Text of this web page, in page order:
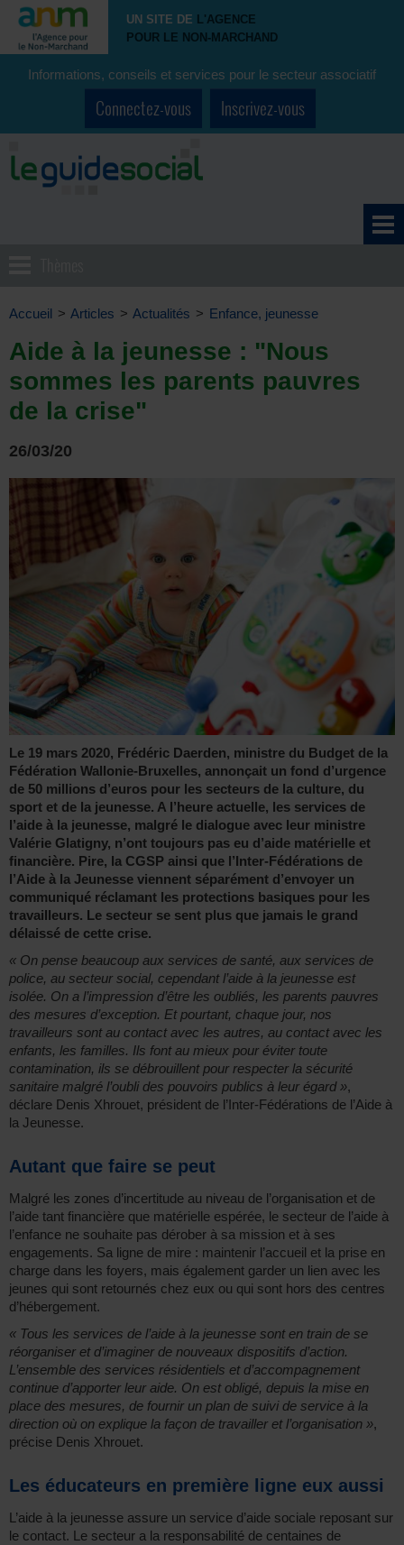
UN SITE DE L'AGENCE
POUR LE NON-MARCHAND
Informations, conseils et services pour le secteur associatif
Connectez-vous Inscrivez-vous
Accueil > Articles > Actualités > Enfance, jeunesse
Aide à la jeunesse : "Nous
sommes les parents pauvres
de la crise"
26/03/20
Le 19 mars 2020, Frédéric Daerden, ministre du Budget de la
Fédération Wallonie-Bruxelles, annonçait un fond d’urgence
de 50 millions d’euros pour les secteurs de la culture, du
sport et de la jeunesse. A l’heure actuelle, les services de
l’aide à la jeunesse, malgré le dialogue avec leur ministre
Valérie Glatigny, n’ont toujours pas eu d’aide matérielle et
financière. Pire, la CGSP ainsi que l’Inter-Fédérations de
l’Aide à la Jeunesse viennent séparément d’envoyer un
communiqué réclamant les protections basiques pour les
travailleurs. Le secteur se sent plus que jamais le grand
délaissé de cette crise.
« On pense beaucoup aux services de santé, aux services de
police, au secteur social, cependant l’aide à la jeunesse est
isolée. On a l’impression d’être les oubliés, les parents pauvres
des mesures d’exception. Et pourtant, chaque jour, nos
travailleurs sont au contact avec les autres, au contact avec les
enfants, les familles. Ils font au mieux pour éviter toute
contamination, ils se débrouillent pour respecter la sécurité
sanitaire malgré l’oubli des pouvoirs publics à leur égard »,
déclare Denis Xhrouet, président de l’Inter-Fédérations de l’Aide à
la Jeunesse.
Autant que faire se peut
Malgré les zones d’incertitude au niveau de l’organisation et de
l’aide tant financière que matérielle espérée, le secteur de l’aide à
l’enfance ne souhaite pas dérober à sa mission et à ses
engagements. Sa ligne de mire : maintenir l’accueil et la prise en
charge dans les foyers, mais également garder un lien avec les
jeunes qui sont retournés chez eux ou qui sont hors des centres
d’hébergement.
« Tous les services de l’aide à la jeunesse sont en train de se
réorganiser et d’imaginer de nouveaux dispositifs d’action.
L’ensemble des services résidentiels et d’accompagnement
continue d’apporter leur aide. On est obligé, depuis la mise en
place des mesures, de fournir un plan de suivi de service à la
direction où on explique la façon de travailler et l’organisation »,
précise Denis Xhrouet.
Les éducateurs en première ligne eux aussi
L’aide à la jeunesse assure un service d’aide sociale reposant sur
le contact. Le secteur a la responsabilité de centaines de